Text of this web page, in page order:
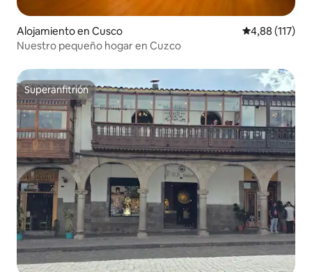
Alojamiento en Cusco Calificación
4,88 (117)
Nuestro pequeño hogar en Cuzco
Superanfitrión
Superanfitrión